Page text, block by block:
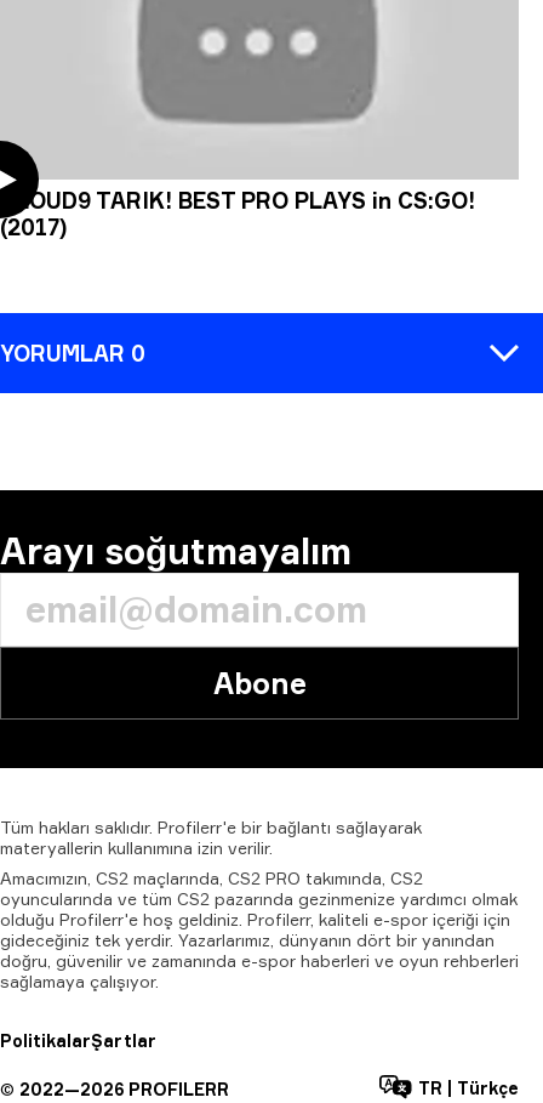
CLOUD9 TARIK! BEST PRO PLAYS in CS:GO!
(2017)
YORUMLAR 0
Arayı soğutmayalım
Abone
Tüm hakları saklıdır. Profilerr'e bir bağlantı sağlayarak
materyallerin kullanımına izin verilir.
Amacımızın, CS2 maçlarında, CS2 PRO takımında, CS2
oyuncularında ve tüm CS2 pazarında gezinmenize yardımcı olmak
olduğu Profilerr'e hoş geldiniz. Profilerr, kaliteli e-spor içeriği için
gideceğiniz tek yerdir. Yazarlarımız, dünyanın dört bir yanından
doğru, güvenilir ve zamanında e-spor haberleri ve oyun rehberleri
sağlamaya çalışıyor.
PolitikalarŞartlar
© 2022—2026 PROFILERR TR Türkçe